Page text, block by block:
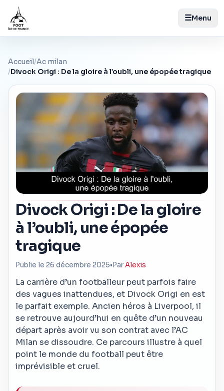
☰Menu
Accueil/Ac milan
/Divock Origi : De la gloire à l’oubli, une épopée tragique
Divock Origi : De la gloire
à l’oubli, une épopée
tragique
Publie le 26 décembre 2025• ParAlexis
La carrière d’un footballeur peut parfois faire
des vagues inattendues, et Divock Origi en est
le parfait exemple. Ancien héros à Liverpool, il
se retrouve aujourd’hui en quête d’un nouveau
départ après avoir vu son contrat avec l’AC
Milan se dissoudre. Ce parcours illustre à quel
point le monde du football peut être
imprévisible et cruel.